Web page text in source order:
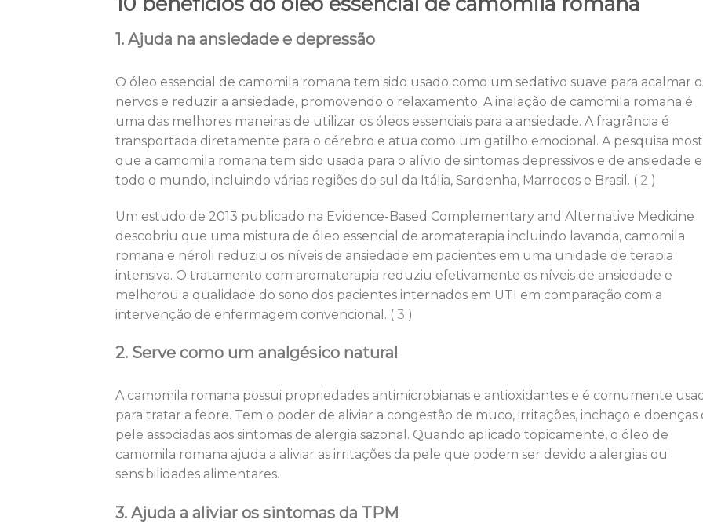
1. Ajuda na ansiedade e depressão
O óleo essencial de camomila romana tem sido usado como um sedativo suave para acalmar
nervos e reduzir a ansiedade, promovendo o relaxamento. A inalação de camomila romana é
uma das melhores maneiras de utilizar os óleos essenciais para a ansiedade. A fragrância é
transportada diretamente para o cérebro e atua como um gatilho emocional. A pesquisa
que a camomila romana tem sido usada para o alívio de sintomas depressivos e de ansiedade
todo o mundo, incluindo várias regiões do sul da Itália, Sardenha, Marrocos e Brasil. ( 2 )
Um estudo de 2013 publicado na Evidence-Based Complementary and Alternative Medicine
descobriu que uma mistura de óleo essencial de aromaterapia incluindo lavanda, camomila
romana e néroli reduziu os níveis de ansiedade em pacientes em uma unidade de terapia
intensiva. O tratamento com aromaterapia reduziu efetivamente os níveis de ansiedade e
melhorou a qualidade do sono dos pacientes internados em UTI em comparação com a
intervenção de enfermagem convencional. ( 3 )
2. Serve como um analgésico natural
A camomila romana possui propriedades antimicrobianas e antioxidantes e é comumente
para tratar a febre. Tem o poder de aliviar a congestão de muco, irritações, inchaço e doenças
pele associadas aos sintomas de alergia sazonal. Quando aplicado topicamente, o óleo de
camomila romana ajuda a aliviar as irritações da pele que podem ser devido a alergias ou
sensibilidades alimentares.
3. Ajuda a aliviar os sintomas da TPM